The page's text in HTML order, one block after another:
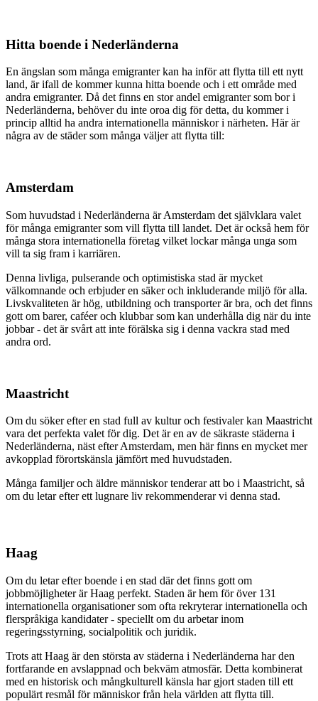
Hitta boende i Nederländerna
En ängslan som många emigranter kan ha inför att flytta till ett nytt
land, är ifall de kommer kunna hitta boende och i ett område med
andra emigranter. Då det finns en stor andel emigranter som bor i
Nederländerna, behöver du inte oroa dig för detta, du kommer i
princip alltid ha andra internationella människor i närheten. Här är
några av de städer som många väljer att flytta till:
Amsterdam
Som huvudstad i Nederländerna är Amsterdam det självklara valet
för många emigranter som vill flytta till landet. Det är också hem för
många stora internationella företag vilket lockar många unga som
vill ta sig fram i karriären.
Denna livliga, pulserande och optimistiska stad är mycket
välkomnande och erbjuder en säker och inkluderande miljö för alla.
Livskvaliteten är hög, utbildning och transporter är bra, och det finns
gott om barer, caféer och klubbar som kan underhålla dig när du inte
jobbar - det är svårt att inte förälska sig i denna vackra stad med
andra ord.
Maastricht
Om du söker efter en stad full av kultur och festivaler kan Maastricht
vara det perfekta valet för dig. Det är en av de säkraste städerna i
Nederländerna, näst efter Amsterdam, men här finns en mycket mer
avkopplad förortskänsla jämfört med huvudstaden.
Många familjer och äldre människor tenderar att bo i Maastricht, så
om du letar efter ett lugnare liv rekommenderar vi denna stad.
Haag
Om du letar efter boende i en stad där det finns gott om
jobbmöjligheter är Haag perfekt. Staden är hem för över 131
internationella organisationer som ofta rekryterar internationella och
flerspråkiga kandidater - speciellt om du arbetar inom
regeringsstyrning, socialpolitik och juridik.
Trots att Haag är den största av städerna i Nederländerna har den
fortfarande en avslappnad och bekväm atmosfär. Detta kombinerat
med en historisk och mångkulturell känsla har gjort staden till ett
populärt resmål för människor från hela världen att flytta till.